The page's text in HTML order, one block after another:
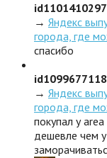
id1101410297
→ Яндекс
города, где
спасибо
id1099677118
→ Яндекс
города, где
покупал у
дешевле чем